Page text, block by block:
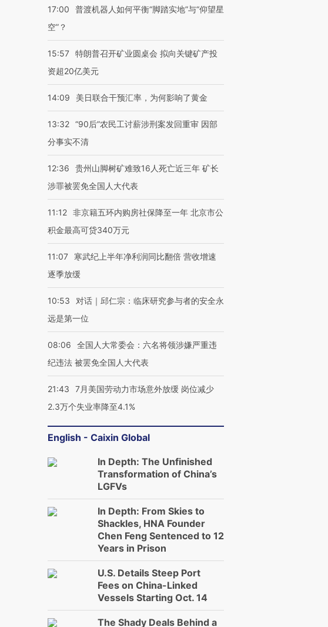
17:00
普渡机器人如何平衡“脚踏实地”与“仰望星
空”？
15:57 特朗普召开矿业圆桌会 拟向关键矿产投
资超20亿美元
14:09 美日联合干预汇率，为何影响了黄金
13:32 “90后”农民工讨薪涉刑案发回重审 因部
分事实不清
12:36
贵州山脚树矿难致16人死亡近三年 矿长
涉罪被罢免全国人大代表
11:12 非京籍五环内购房社保降至一年 北京市公
积金最高可贷340万元
11:07
寒武纪上半年净利润同比翻倍 营收增速
逐季放缓
10:53
对话｜邱仁宗：临床研究参与者的安全永
远是第一位
08:06
全国人大常委会：六名将领涉嫌严重违
纪违法 被罢免全国人大代表
21:43
7月美国劳动力市场意外放缓 岗位减少
2.3万个失业率降至4.1%
English - Caixin Global
In Depth: The Unfinished
Transformation of China’s
LGFVs
In Depth: From Skies to
Shackles, HNA Founder
Chen Feng Sentenced to 12
Years in Prison
U.S. Details Steep Port
Fees on China-Linked
Vessels Starting Oct. 14
The Shady Deals Behind a